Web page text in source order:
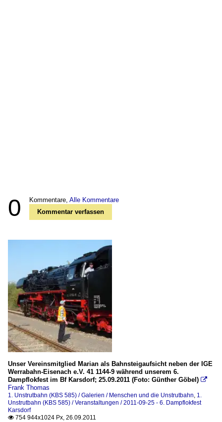
0 Kommentare, Alle Kommentare
Kommentar verfassen
Unser Vereinsmitglied Marian als Bahnsteigaufsicht neben der IGE
Werrabahn-Eisenach e.V. 41 1144-9 während unserem 6.
Dampflokfest im Bf Karsdorf; 25.09.2011 (Foto: Günther Göbel) 
Frank Thomas
1. Unstrutbahn (KBS 585) / Galerien / Menschen und die Unstrutbahn, 1.
Unstrutbahn (KBS 585) / Veranstaltungen / 2011-09-25 - 6. Dampflokfest
Karsdorf
 754 944x1024 Px, 26.09.2011